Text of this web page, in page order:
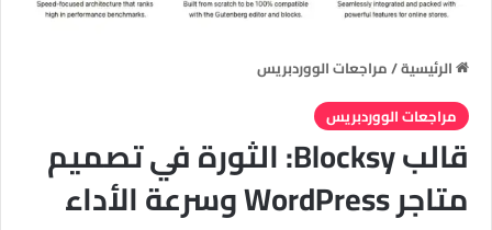
الرئيسية/مراجعات الووردبريس
مراجعات الووردبريس
قالب Blocksy: الثورة في تصميم
متاجر WordPress وسرعة الأداء